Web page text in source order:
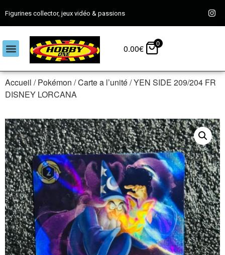
Figurines collector, jeux vidéo & passions
0.00€ 0
Accueil /Pokémon /Carte a l’unité/ YEN SIDE 209/204 FR
DISNEY LORCANA